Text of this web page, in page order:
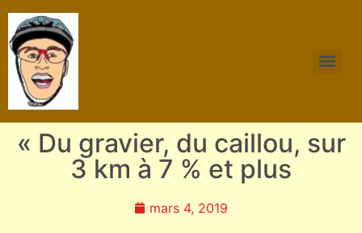
« Du gravier, du caillou, sur
3 km à 7 % et plus
mars 4, 2019